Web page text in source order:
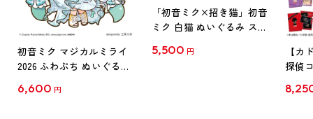
初音ミク マジカルミライ
2026 ふわぷち ぬいぐるみ
6,600 円
「初音ミク×招き猫」初音
ミク 白猫 ぬいぐるみ スタ
5,500 円
【カ
探偵
クリ